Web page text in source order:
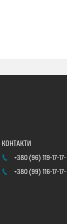
+380 (96) 119-17-17
+380 (99) 116-17-17